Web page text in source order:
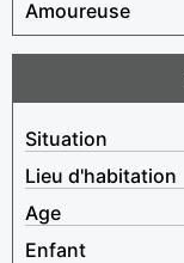
Amoureuse
Situation
Lieu d'habitation
Age
Enfant